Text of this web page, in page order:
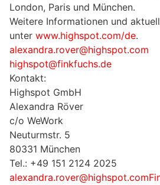
London, Paris und München.
Weitere Informationen und
unter www.highspot.com/de.
alexandra.rover@highspot.com
highspot@finkfuchs.de
Kontakt:
Highspot GmbH
Alexandra Röver
c/o WeWork
Neuturmstr. 5
80331 München
Tel.: +49 151 2124 2025